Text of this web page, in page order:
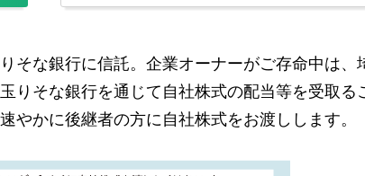
そな銀行に信託。企業オーナーがご存命中は、
りそな銀行を通じて自社株式の配当等を受取る
やかに後継者の方に自社株式をお渡しします。